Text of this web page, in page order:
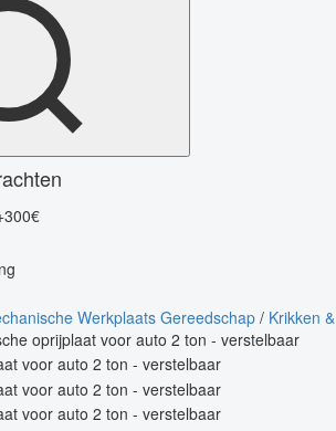
Werkplaats Gereedschap / Krikken &
oprijplaat voor auto 2 ton - verstelbaar